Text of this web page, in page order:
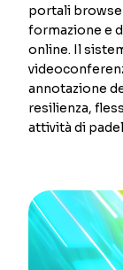
portali
formazione e
online. Il
annotazione
resilienza,
attività di